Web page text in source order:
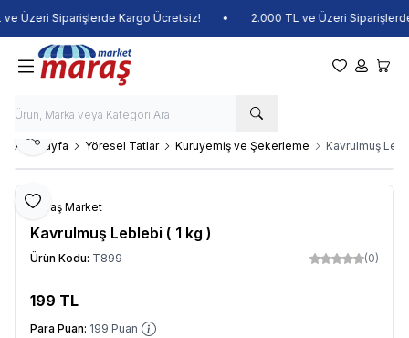
Üzeri Siparişlerde Kargo Ücretsiz! 2.000 TL ve Üzeri
Favorilerim
Hesabım
Ana Sayfa Yöresel Tatlar Kuruyemiş ve Şekerleme Kavrulmuş
Favoriye Ekle
Paylaş
Maraş Market
Kavrulmuş Leblebi ( 1 kg )
Ürün Kodu: T899 (0)
199 TL
Para Puan: 199 Puan